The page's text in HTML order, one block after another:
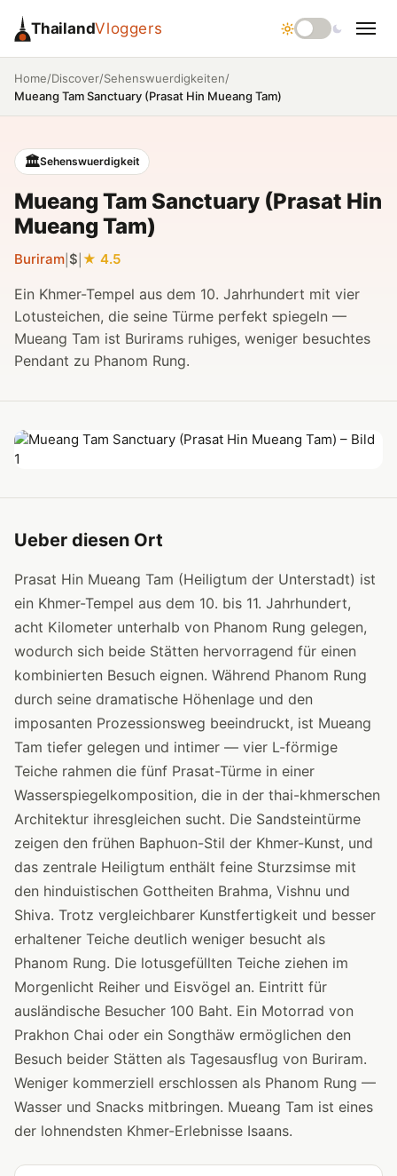
ThailandVloggers
Home/Discover/Sehenswuerdigkeiten/
Mueang Tam Sanctuary (Prasat Hin Mueang Tam)
🏛️Sehenswuerdigkeit
Mueang Tam Sanctuary (Prasat Hin
Mueang Tam)
Buriram $ 4.5
Ein Khmer-Tempel aus dem 10. Jahrhundert mit vier
Lotusteichen, die seine Türme perfekt spiegeln —
Mueang Tam ist Burirams ruhiges, weniger besuchtes
Pendant zu Phanom Rung.
Ueber diesen Ort
Prasat Hin Mueang Tam (Heiligtum der Unterstadt) ist
ein Khmer-Tempel aus dem 10. bis 11. Jahrhundert,
acht Kilometer unterhalb von Phanom Rung gelegen,
wodurch sich beide Stätten hervorragend für einen
kombinierten Besuch eignen. Während Phanom Rung
durch seine dramatische Höhenlage und den
imposanten Prozessionsweg beeindruckt, ist Mueang
Tam tiefer gelegen und intimer — vier L-förmige
Teiche rahmen die fünf Prasat-Türme in einer
Wasserspiegelkomposition, die in der thai-khmerschen
Architektur ihresgleichen sucht. Die Sandsteintürme
zeigen den frühen Baphuon-Stil der Khmer-Kunst, und
das zentrale Heiligtum enthält feine Sturzsimse mit
den hinduistischen Gottheiten Brahma, Vishnu und
Shiva. Trotz vergleichbarer Kunstfertigkeit und besser
erhaltener Teiche deutlich weniger besucht als
Phanom Rung. Die lotusgefüllten Teiche ziehen im
Morgenlicht Reiher und Eisvögel an. Eintritt für
ausländische Besucher 100 Baht. Ein Motorrad von
Prakhon Chai oder ein Songthäw ermöglichen den
Besuch beider Stätten als Tagesausflug von Buriram.
Weniger kommerziell erschlossen als Phanom Rung —
Wasser und Snacks mitbringen. Mueang Tam ist eines
der lohnendsten Khmer-Erlebnisse Isaans.